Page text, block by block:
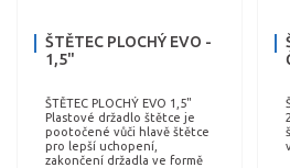
ŠTĚTEC PLOCHÝ EVO -
1,5"
ŠTĚTEC PLOCHÝ EVO 1,5"
Plastové držadlo štětce je
pootočené vůči hlavě štětce
pro lepší uchopení,
zakončení držadla ve formě